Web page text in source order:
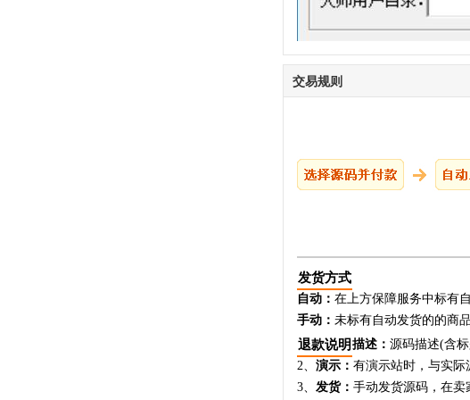
交易规则
发货方式
自动： 在上方保障服务中标有
手动： 未标有自动发货的的商
退款说明 描述： 源码描述(含
2、 演示： 有演示站时，与实际
3、 发货： 手动发货源码，在卖